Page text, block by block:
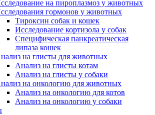
на пироплазмоз у животных
гормонов у животных
Тироксин собак и кошек
Исследование кортизола у собак
Специфическая панкреатическая
липаза кошек
на глисты для животных
Анализ на глисты котам
Анализ на глисты у собаки
на онкологию для животных
Анализ на онкологию для котов
Анализ на онкологию у собаки